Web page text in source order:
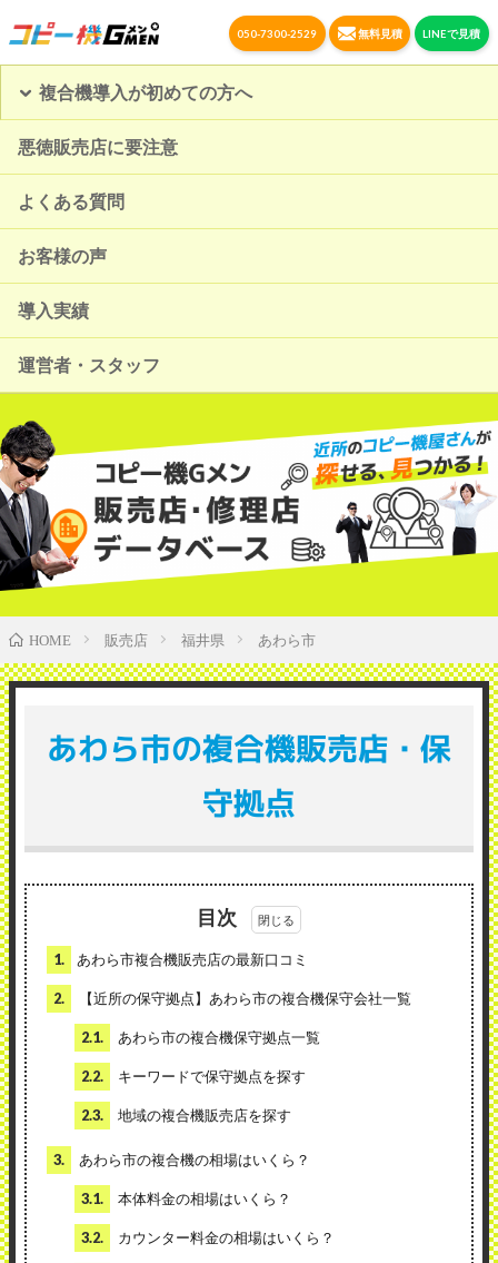
050-7300-2529 無料見積 LINEで見積
複合機導入が初めての方へ
悪徳販売店に要注意
よくある質問
お客様の声
導入実績
運営者・スタッフ
HOME 販売店 福井県 あわら市
あわら市の複合機販売店・保
守拠点
目次
1. あわら市複合機販売店の最新口コミ
2. 【近所の保守拠点】あわら市の複合機保守会社一覧
2.1. あわら市の複合機保守拠点一覧
2.2. キーワードで保守拠点を探す
2.3. 地域の複合機販売店を探す
3. あわら市の複合機の相場はいくら？
3.1. 本体料金の相場はいくら？
3.2. カウンター料金の相場はいくら？